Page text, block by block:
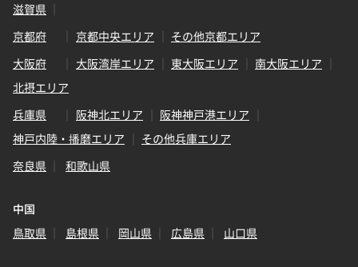
滋賀県
京都府
京都中央エリア
その他京都エリア
大阪府
大阪湾岸エリア 東大阪エリア
南大阪エリア
北摂エリア
兵庫県
阪神北エリア
阪神神戸港エリア
神戸内陸・播磨エリア
その他兵庫エリア
奈良県
和歌山県
中国
鳥取県
島根県 岡山県 広島県 山口県